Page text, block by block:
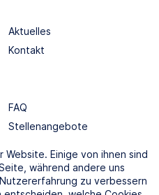
Aktuelles
Kontakt
FAQ
Stellenangebote
Einige von ihnen sind
während andere uns
zu verbessern